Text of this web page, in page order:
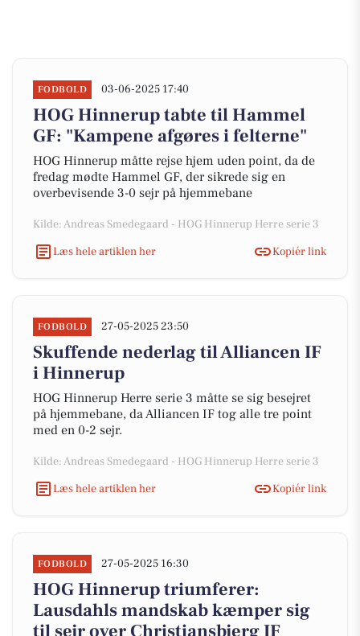
FODBOLD 03-06-2025 17:40
HOG Hinnerup tabte til Hammel
GF: "Kampene afgøres i felterne"
HOG Hinnerup måtte rejse hjem uden point, da de
fredag mødte Hammel GF, der sikrede sig en
overbevisende 3-0 sejr på hjemmebane
Kilde: Andreas Smedegaard - HOG Hinnerup Herre serie 3
Læs hele artiklen her
Kopiér link
FODBOLD 27-05-2025 23:50
Skuffende nederlag til Alliancen IF
i Hinnerup
HOG Hinnerup Herre serie 3 måtte se sig besejret
på hjemmebane, da Alliancen IF tog alle tre point
med en 0-2 sejr.
Kilde: Andreas Smedegaard - HOG Hinnerup Herre serie 3
Læs hele artiklen her
Kopiér link
FODBOLD 27-05-2025 16:30
HOG Hinnerup triumferer:
Lausdahls mandskab kæmper sig
til sejr over Christiansbjerg IF